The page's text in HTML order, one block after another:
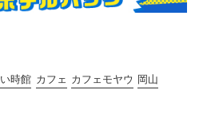
時館 カフェ カフェモヤウ 岡山